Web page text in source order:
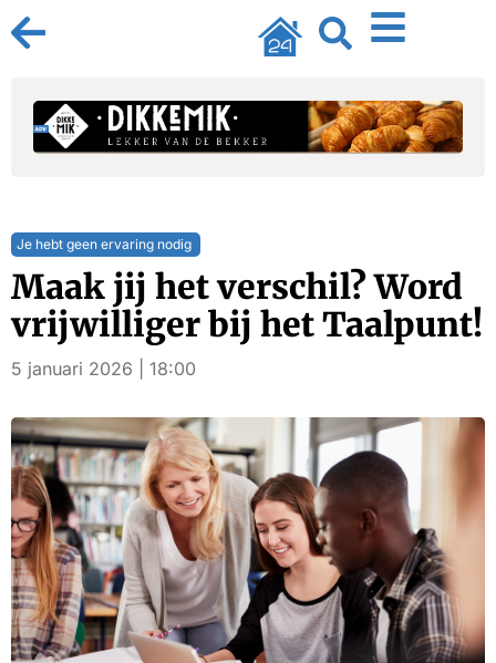
Je hebt geen ervaring nodig
Maak jij het verschil? Word
vrijwilliger bij het Taalpunt!
5 januari 2026 | 18:00